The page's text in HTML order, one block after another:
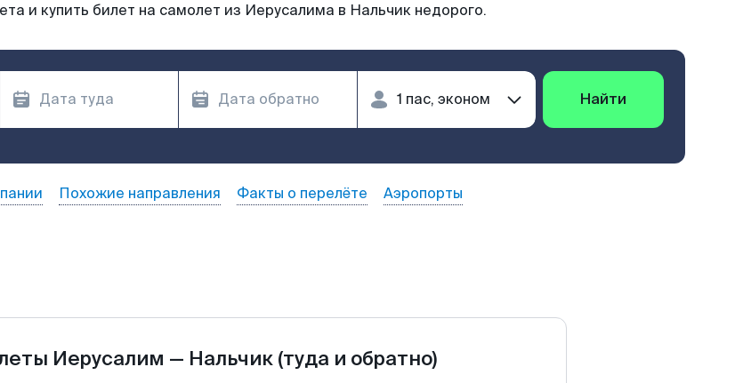
и купить билет на самолет из Иерусалима в Нальчик недорого.
Найти
Похожие направления Факты о перелёте Аэропорты
Иерусалим — Нальчик (туда и обратно)